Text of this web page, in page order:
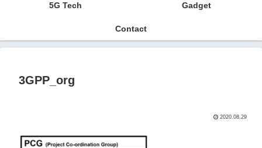
5G Tech Gadget
Contact
3GPP_org
2020.08.29